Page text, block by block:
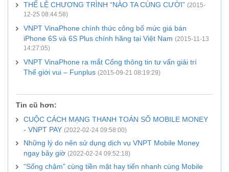
THỂ LỆ CHƯƠNG TRÌNH “NÀO TA CÙNG CƯỜI” (2015-
12-25 08:44:58)
VNPT VinaPhone chính thức công bố mức giá bán
iPhone 6S và 6S Plus chính hãng tại Việt Nam (2015-11-13
14:27:05)
VNPT VinaPhone ra mắt Cổng thông tin tư vấn giải trí
Thế giới vui – Funplus (2015-09-21 08:19:29)
Tin cũ hơn:
CUỘC CÁCH MẠNG THANH TOÁN SỐ MOBILE MONEY
- VNPT PAY (2022-02-24 09:58:00)
Những lý do nên sử dụng dịch vụ VNPT Mobile Money
ngay bây giờ (2022-02-24 09:52:18)
“Sống chậm” cùng tiền mặt hay tiến nhanh cùng Mobile